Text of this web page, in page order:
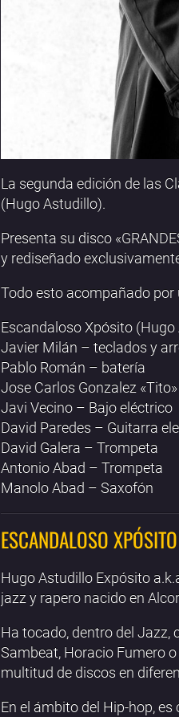
La segunda edición de las
(Hugo Astudillo).
Presenta su disco
y rediseñado
Todo esto acompañado por
Escandaloso Xpósito
Javier Milán – teclados y
Pablo Román – batería
Jose Carlos Gonzalez
Javi Vecino – Bajo eléctrico
David Paredes – Guitarra
David Galera – Trompeta
Antonio Abad – Trompeta
Manolo Abad – Saxofón
ESCANDALOSO XPÓSITO
Hugo Astudillo Expósito
jazz y rapero nacido en
Ha tocado, dentro del Jazz,
Sambeat, Horacio Fumero
multitud de discos en
En el ámbito del Hip-hop,